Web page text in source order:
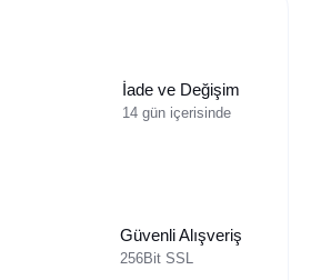
İade ve Değişim
14 gün içerisinde
Güvenli Alışveriş
256Bit SSL